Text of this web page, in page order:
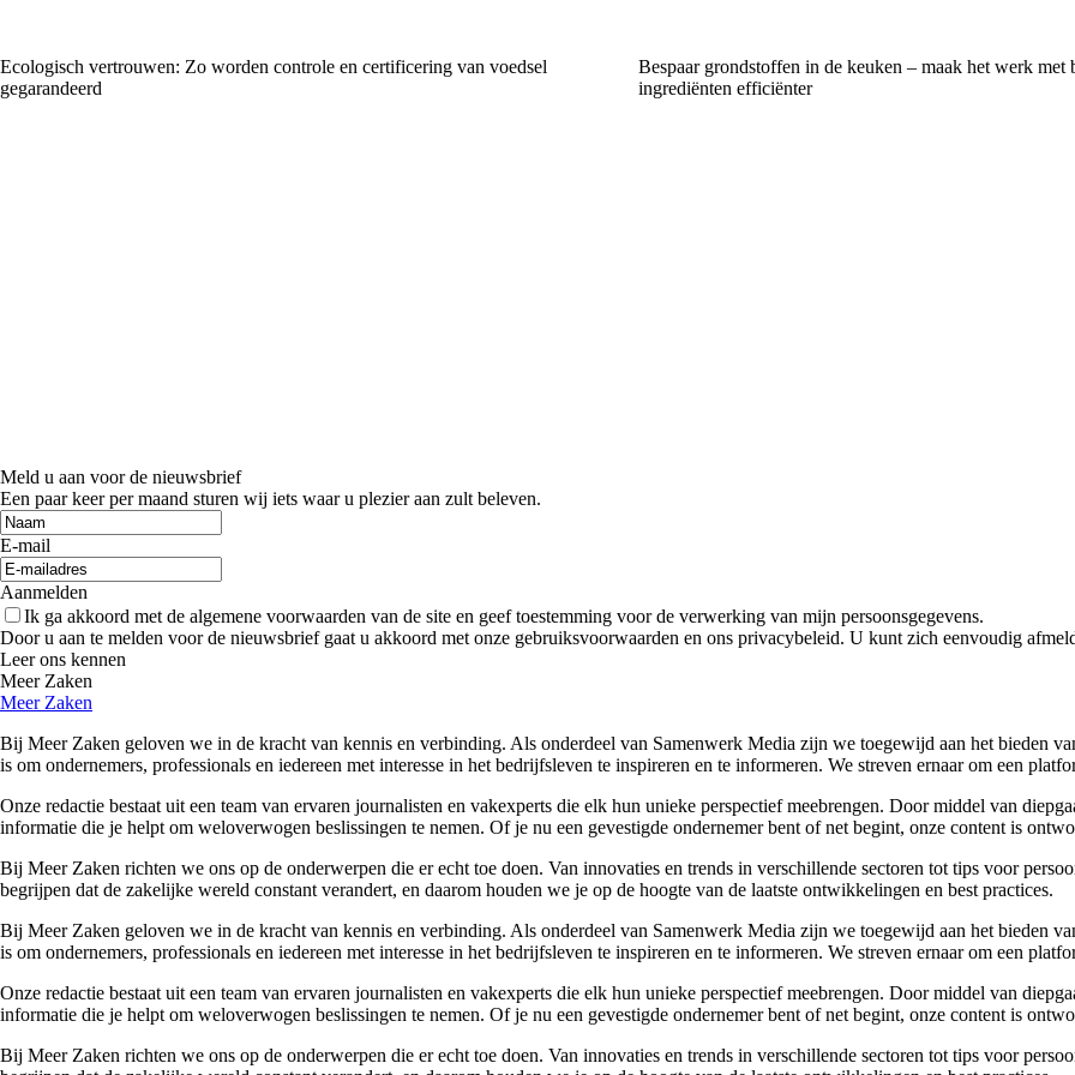
Ecologisch vertrouwen: Zo worden controle en certificering van voedsel
gegarandeerd
Bespaar grondstoffen in de keuken – maak het werk met
ingrediënten efficiënter
Meld u aan voor de nieuwsbrief
Een paar keer per maand sturen wij iets waar u plezier aan zult beleven.
E-mail
Aanmelden
Ik ga akkoord met de algemene voorwaarden van de site en geef toestemming voor de verwerking van mijn persoonsgegevens.
Door u aan te melden voor de nieuwsbrief gaat u akkoord met onze gebruiksvoorwaarden en ons privacybeleid. U kunt zich eenvoudig
Leer ons kennen
Meer Zaken
Meer Zaken
Bij Meer Zaken geloven we in de kracht van kennis en verbinding. Als onderdeel van Samenwerk Media zijn we toegewijd aan het bieden
is om ondernemers, professionals en iedereen met interesse in het bedrijfsleven te inspireren en te informeren. We streven ernaar om een
Onze redactie bestaat uit een team van ervaren journalisten en vakexperts die elk hun unieke perspectief meebrengen. Door middel van
informatie die je helpt om weloverwogen beslissingen te nemen. Of je nu een gevestigde ondernemer bent of net begint, onze content is
Bij Meer Zaken richten we ons op de onderwerpen die er echt toe doen. Van innovaties en trends in verschillende sectoren tot tips voor
begrijpen dat de zakelijke wereld constant verandert, en daarom houden we je op de hoogte van de laatste ontwikkelingen en best practices.
Bij Meer Zaken geloven we in de kracht van kennis en verbinding. Als onderdeel van Samenwerk Media zijn we toegewijd aan het bieden
is om ondernemers, professionals en iedereen met interesse in het bedrijfsleven te inspireren en te informeren. We streven ernaar om een
Onze redactie bestaat uit een team van ervaren journalisten en vakexperts die elk hun unieke perspectief meebrengen. Door middel van
informatie die je helpt om weloverwogen beslissingen te nemen. Of je nu een gevestigde ondernemer bent of net begint, onze content is
Bij Meer Zaken richten we ons op de onderwerpen die er echt toe doen. Van innovaties en trends in verschillende sectoren tot tips voor